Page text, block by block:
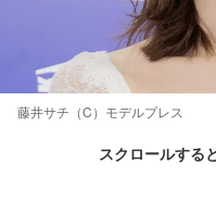
藤井サチ（C）モデルプレス
スクロールする